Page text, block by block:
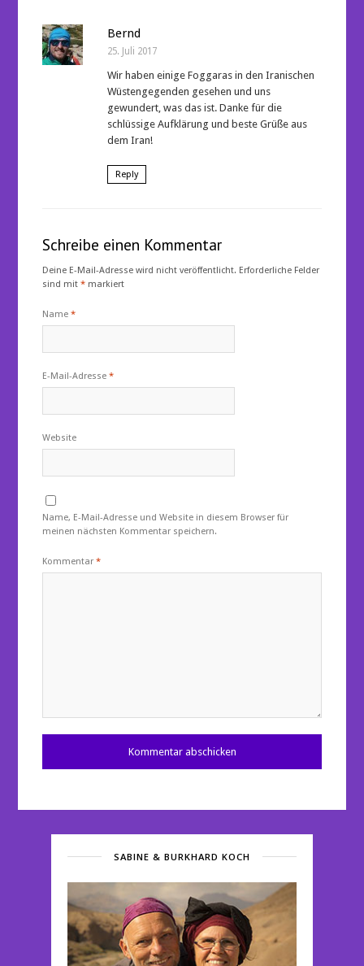
Bernd
25. Juli 2017
Wir haben einige Foggaras in den Iranischen
Wüstengegenden gesehen und uns
gewundert, was das ist. Danke für die
schlüssige Aufklärung und beste Grüße aus
dem Iran!
Reply
Schreibe einen Kommentar
Deine E-Mail-Adresse wird nicht veröffentlicht. Erforderliche Felder
sind mit* markiert
Name*
E-Mail-Adresse*
Website
Name, E-Mail-Adresse und Website in diesem Browser für
meinen nächsten Kommentar speichern.
Kommentar*
SABINE & BURKHARD KOCH